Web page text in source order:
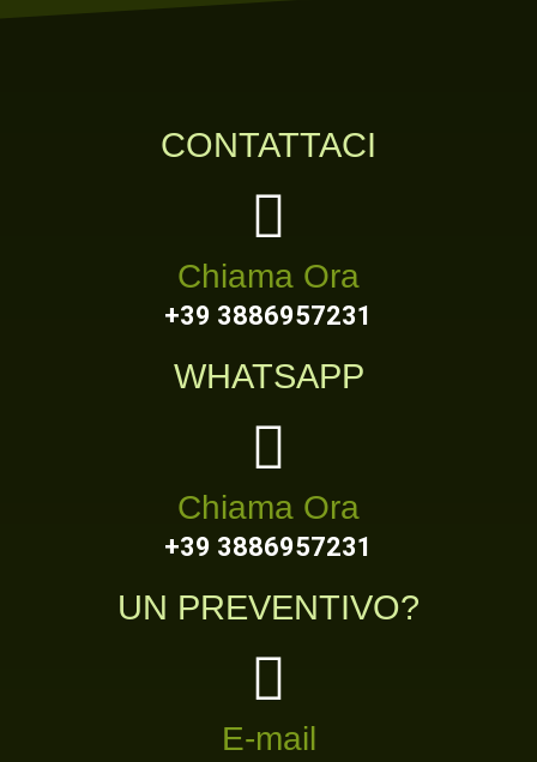
CONTATTACI
Chiama Ora
+39 3886957231
WHATSAPP
Chiama Ora
+39 3886957231
UN PREVENTIVO?
E-mail